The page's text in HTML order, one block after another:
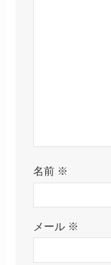
名前 ※
メール ※